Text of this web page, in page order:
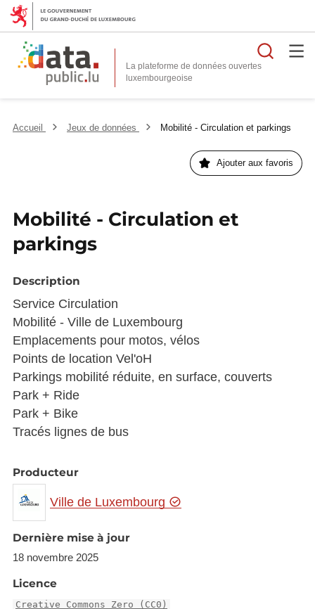
La plateforme de données ouvertes
Accueil Jeux de données Mobilité - Circulation et parkings
Ajouter aux favoris
Mobilité - Circulation et
parkings
Description
Service Circulation
Mobilité - Ville de Luxembourg
Emplacements pour motos, vélos
Points de location Vel'oH
Parkings mobilité réduite, en surface, couverts
Park + Ride
Park + Bike
Tracés lignes de bus
Producteur
Ville de Luxembourg
Dernière mise à jour
18 novembre 2025
Licence
Creative Commons Zero (CC0)